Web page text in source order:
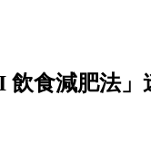
食減肥法」